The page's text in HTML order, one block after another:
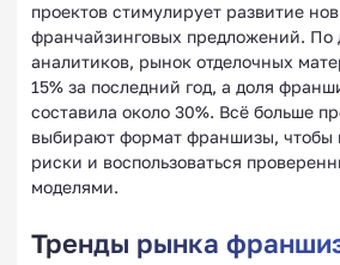
проектов стимулирует развитие
франчайзинговых предложений. По
аналитиков, рынок отделочных
15% за последний год, а доля
составила около 30%. Всё больше
выбирают формат франшизы, чтобы
риски и воспользоваться
моделями.
Тренды рынка